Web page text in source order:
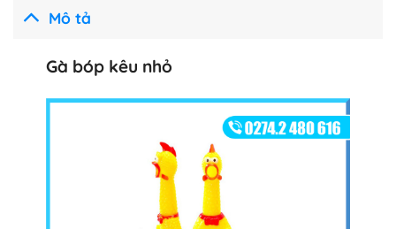
Mô tả
Gà bóp kêu nhỏ